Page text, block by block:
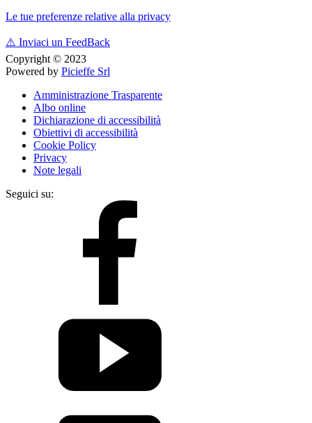
Le tue preferenze relative alla privacy
⚠️ Inviaci un FeedBack
Copyright © 2023
Powered by Picieffe Srl
Amministrazione Trasparente
Albo online
Dichiarazione di accessibilità
Obiettivi di accessibilità
Cookie Policy
Privacy
Note legali
Seguici su: